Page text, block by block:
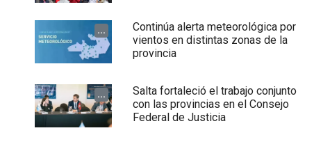
...
Continúa alerta meteorológica por
vientos en distintas zonas de la
provincia
...
Salta fortaleció el trabajo conjunto
con las provincias en el Consejo
Federal de Justicia